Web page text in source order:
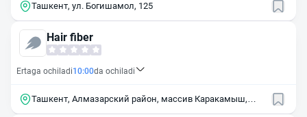
Ташкент, ул. Богишамол, 125
Hair fiber
Ertaga ochiladi10:00da ochiladi
Ташкент, Алмазарский район, массив Каракамыш,